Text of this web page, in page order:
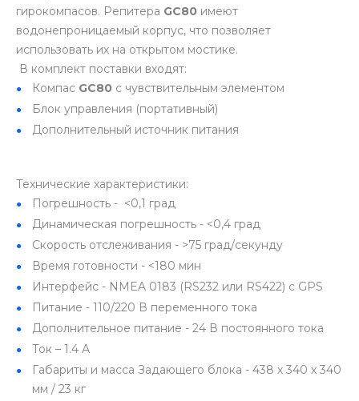
гирокомпасов. Репитера GC80 имеют
водонепроницаемый корпус, что позволяет
использовать их на открытом мостике.
В комплект поставки входят:
Компас GC80 с чувствительным элементом
Блок управления (портативный)
Дополнительный источник питания
Технические характеристики:
Погрешность - <0,1 град
Динамическая погрешность - <0,4 град
Скорость отслеживания - >75 град/секунду
Время готовности - <180 мин
Интерфейс - NMEA 0183 (RS232 или RS422) c GPS
Питание - 110/220 В переменного тока
Дополнительное питание - 24 В постоянного тока
Ток – 1.4 А
Габариты и масса Задающего блока - 438 х 340 х 340
мм / 23 кг